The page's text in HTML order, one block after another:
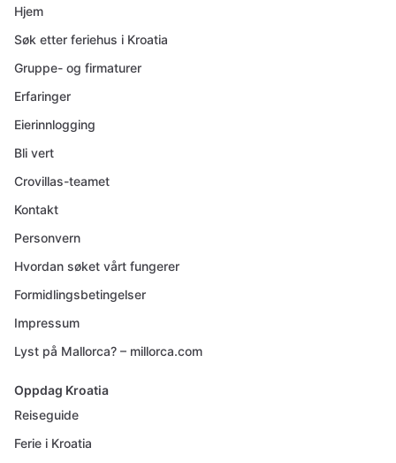
Hjem
Søk etter feriehus i Kroatia
Gruppe- og firmaturer
Erfaringer
Eierinnlogging
Bli vert
Crovillas-teamet
Kontakt
Personvern
Hvordan søket vårt fungerer
Formidlingsbetingelser
Impressum
Lyst på Mallorca? – millorca.com
Oppdag Kroatia
Reiseguide
Ferie i Kroatia